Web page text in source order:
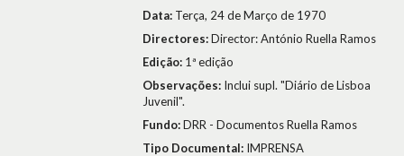
Data: Terça, 24 de Março de 1970
Directores:Director: António Ruella Ramos
Edição: 1ª edição
Observações: Inclui supl. "Diário de Lisboa
Juvenil".
Fundo:DRR - Documentos Ruella Ramos
Tipo Documental: IMPRENSA